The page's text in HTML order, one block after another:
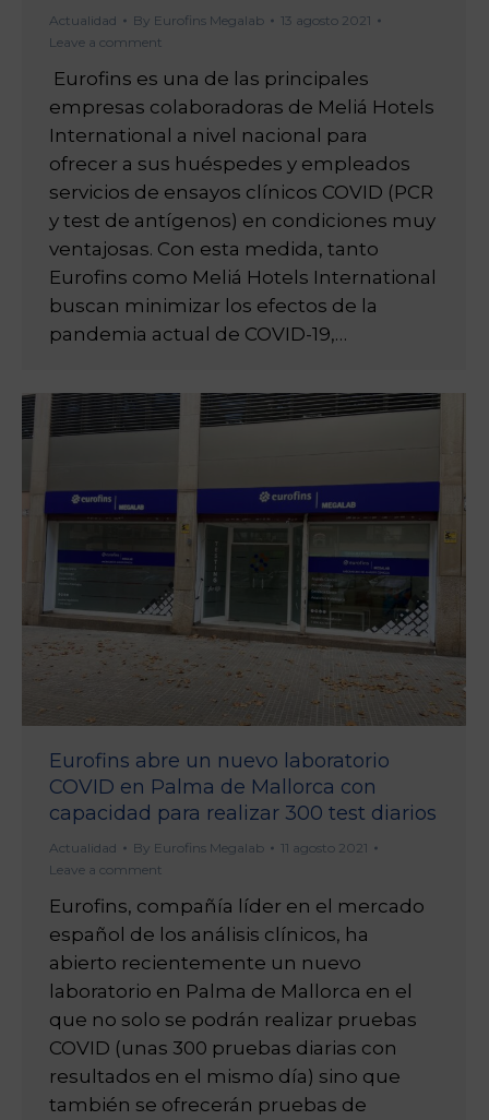
Actualidad By Eurofins Megalab
13 agosto 2021
Leave a comment
Eurofins es una de las principales
empresas colaboradoras de Meliá Hotels
International a nivel nacional para
ofrecer a sus huéspedes y empleados
servicios de ensayos clínicos COVID (PCR
y test de antígenos) en condiciones muy
ventajosas. Con esta medida, tanto
Eurofins como Meliá Hotels International
buscan minimizar los efectos de la
pandemia actual de COVID-19,…
Eurofins abre un nuevo laboratorio
COVID en Palma de Mallorca con
capacidad para realizar 300 test diarios
Actualidad By Eurofins Megalab
11 agosto 2021
Leave a comment
Eurofins, compañía líder en el mercado
español de los análisis clínicos, ha
abierto recientemente un nuevo
laboratorio en Palma de Mallorca en el
que no solo se podrán realizar pruebas
COVID (unas 300 pruebas diarias con
resultados en el mismo día) sino que
también se ofrecerán pruebas de